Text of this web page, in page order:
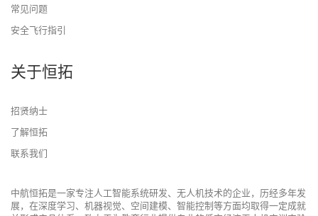
常见问题
安全飞行指引
关于恒拓
招贤纳士
了解恒拓
联系我们
中航恒拓是一家专注人工智能系统研发、无人机技术的企业，历经多年发
展，在深度学习、机器视觉、空间建模、智能控制等方面均取得一定成就